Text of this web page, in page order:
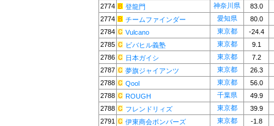
2774
登龍門 神奈川県
83.0
2774
チームファインダー 愛知県
80.0
2784
Vulcano 東京都
-24.4
2785
ビバヒル義塾 東京都
9.1
2786
日本ガイシ 東京都
7.2
2787
夢旗ジャイアンツ 東京都
26.3
2788
Qool 東京都
56.0
2788
ROUGH 千葉県
49.9
2788
フレンドリィズ 東京都
39.9
2791
伊東商会ボンバーズ 東京都
-1.8